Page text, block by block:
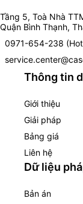
Tầng 5, Toà Nhà
Quận Bình Thạnh,
0971-654-238
Thông tin
Giới thiệu
Giải pháp
Bảng giá
Liên hệ
Dữ liệu
Bản án